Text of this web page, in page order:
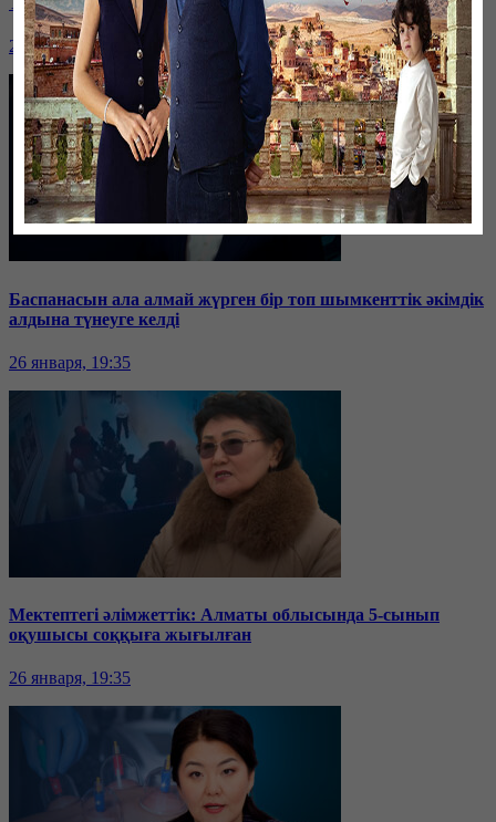
26 января, 19:36
Баспанасын ала алмай жүрген бір топ шымкенттік әкімдік
алдына түнеуге келді
26 января, 19:35
Мектептегі әлімжеттік: Алматы облысында 5-сынып
оқушысы соққыға жығылған
26 января, 19:35